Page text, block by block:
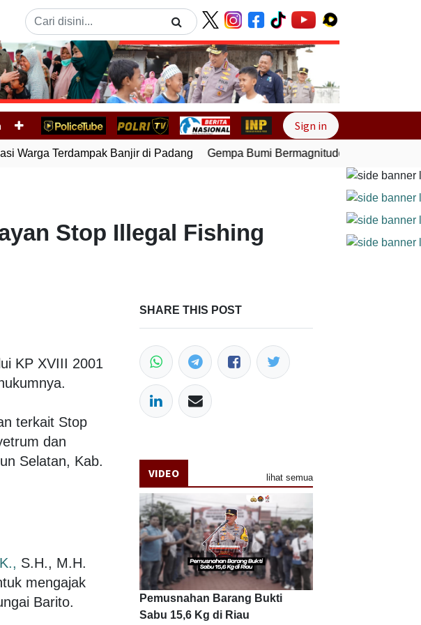
Next
Sign in
Warga Terdampak Banjir di Padang Gempa Bumi Bermagnitudo 5,1 Kembali
Stop Illegal Fishing
KP XVIII 2001
terkait Stop
dan
Selatan, Kab.
S.H., M.H.
mengajak
Barito.
SHARE THIS POST
VIDEO lihat semua
Pemusnahan Barang Bukti
Sabu 15,6 Kg di Riau